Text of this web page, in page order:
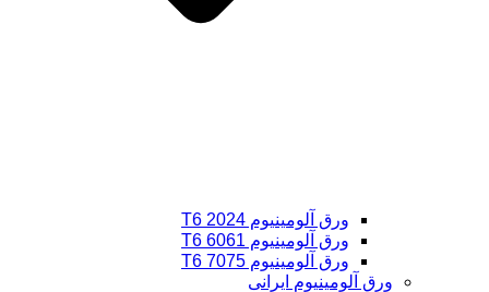
ورق آلومینیوم 2024 T6
ورق آلومینیوم 6061 T6
ورق آلومینیوم 7075 T6
ورق آلومینیوم ایرانی